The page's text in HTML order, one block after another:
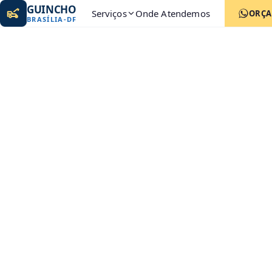
GUINCHO
BRASÍLIA-DF Serviços Onde Atendemos